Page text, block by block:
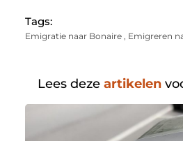
Tags:
Emigratie naar Bonaire, Emigreren
Lees deze artikelen